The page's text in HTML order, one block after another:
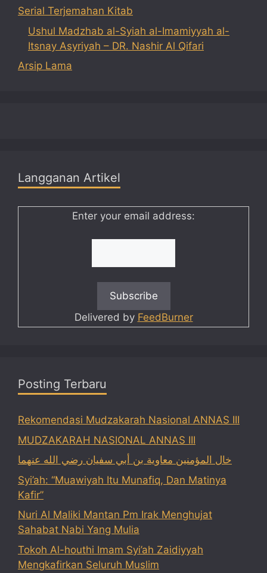
Serial Terjemahan Kitab
Ushul Madzhab al-Syiah al-Imamiyyah al-
Itsnay Asyriyah – DR. Nashir Al Qifari
Arsip Lama
Langganan Artikel
Enter your email address:
Delivered by FeedBurner
Posting Terbaru
Rekomendasi Mudzakarah Nasional ANNAS III
MUDZAKARAH NASIONAL ANNAS III
خال المؤمنين معاوية بن أبي سفيان رضي الله عنهما
Syi’ah: “Muawiyah Itu Munafiq, Dan Matinya
Kafir”
Nuri Al Maliki Mantan Pm Irak Menghujat
Sahabat Nabi Yang Mulia
Tokoh Al-houthi Imam Syi’ah Zaidiyyah
Mengkafirkan Seluruh Muslim